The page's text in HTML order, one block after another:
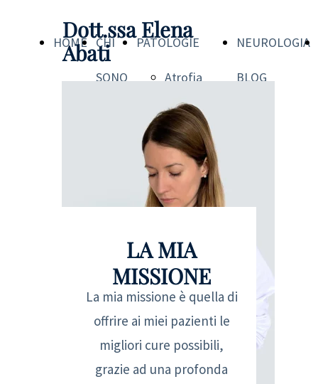
HOME CHI
SONO
PATOLOGIE
Atrofia
Muscolare
Spinale
(SMA)
di
Charcot-
Marie-
Tooth
NEUROLOGIA
BLOG
Dott.ssa Elena
Abati
LA MIA
MISSIONE
La mia missione è quella di
offrire ai miei pazienti le
migliori cure possibili,
grazie ad una profonda